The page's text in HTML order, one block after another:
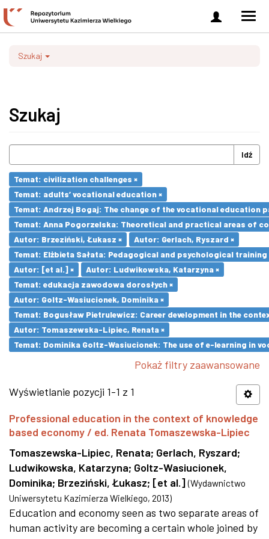
Zaloguj
się
Szukaj
Szukaj
Idź
Temat: civilization challenges ×
Temat: adults’ vocational education ×
Temat: Andrzej Bogaj: The change of the vocational education
Temat: Anna Pogorzelska: Theoretical and practical areas of
Autor: Brzeziński, Łukasz ×
Autor: Gerlach, Ryszard ×
Temat: Elżbieta Sałata: Pedagogical and psychological
Autor: [et al.] ×
Autor: Ludwikowska, Katarzyna ×
Temat: edukacja zawodowa dorosłych ×
Autor: Goltz-Wasiucionek, Dominika ×
Temat: Bogusław Pietrulewicz: Career development in the
Autor: Tomaszewska-Lipiec, Renata ×
Temat: Dominika Goltz-Wasiucionek: The use of e-learning in
Pokaż filtry zaawansowane
Wyświetlanie pozycji 1-1 z 1
Professional education in the context of knowledge
based economy / ed. Renata Tomaszewska-Lipiec
Tomaszewska-Lipiec, Renata; Gerlach, Ryszard;
Ludwikowska, Katarzyna; Goltz-Wasiucionek,
Dominika; Brzeziński, Łukasz; [et al.] (Wydawnictwo
Uniwersytetu Kazimierza Wielkiego, 2013)
Education and economy seen as two separate areas of
human activity are becoming a certain whole joined by